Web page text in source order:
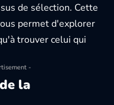
de sélection. Cette
permet d'explorer
trouver celui qui
-
la